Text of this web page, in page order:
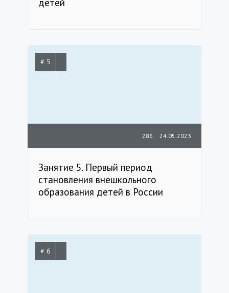
детей
# 5
24.05.2023
286
Занятие 5. Первый период
становления внешкольного
образования детей в России
# 6